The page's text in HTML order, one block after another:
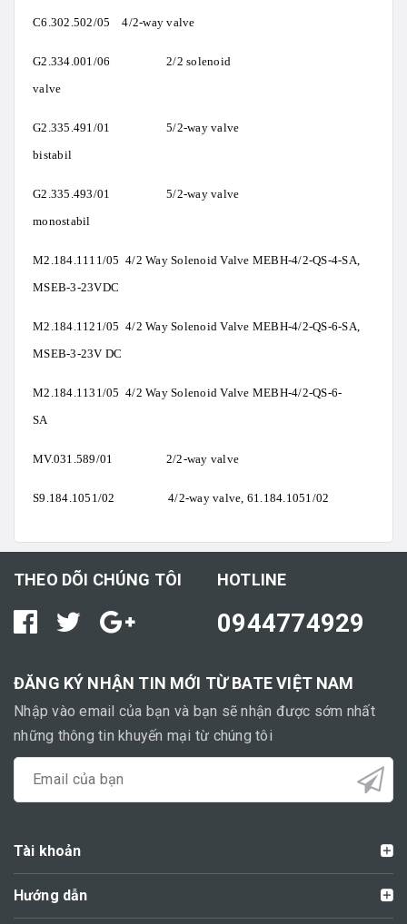
C6.302.502/05 4/2-way valve
G2.334.001/06 2/2 solenoid
valve
G2.335.491/01 5/2-way valve
bistabil
G2.335.493/01 5/2-way valve
monostabil
M2.184.1111/05 4/2 Way Solenoid Valve MEBH-4/2-QS-4-SA,
MSEB-3-23VDC
M2.184.1121/05 4/2 Way Solenoid Valve MEBH-4/2-QS-6-SA,
MSEB-3-23V DC
M2.184.1131/05 4/2 Way Solenoid Valve MEBH-4/2-QS-6-
SA
MV.031.589/01 2/2-way valve
S9.184.1051/02 4/2-way valve, 61.184.1051/02
THEO DÕI CHÚNG TÔI HOTLINE
0944774929
ĐĂNG KÝ NHẬN TIN MỚI TỪ BATE VIỆT NAM
Nhập vào email của bạn và bạn sẽ nhận được sớm nhất
những thông tin khuyến mại từ chúng tôi
Tài khoản
Hướng dẫn